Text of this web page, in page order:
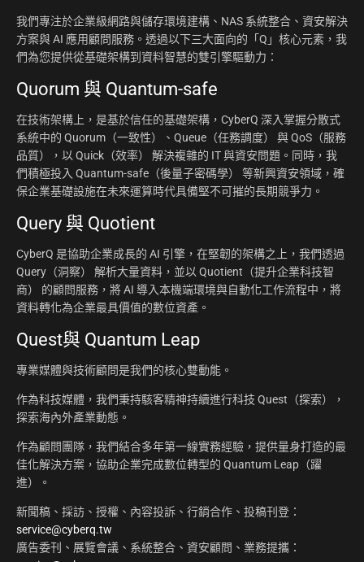
我們專注於企業級網路與儲存環境建構、NAS 系統整合、資安解決
方案與 AI 應用顧問服務。透過以下三大面向的「Q」核心元素，我
們為您提供從基礎架構到資料智慧的雙引擎驅動力：
Quorum 與 Quantum-safe
在技術架構上，是基於信任的基礎架構，CyberQ 深入掌握分散式
系統中的 Quorum（一致性）、Queue（任務調度） 與 QoS（服務
品質），以 Quick（效率） 解決複雜的 IT 與資安問題。同時，我
們積極投入 Quantum-safe（後量子密碼學） 等新興資安領域，確
保企業基礎設施在未來運算時代具備堅不可摧的長期競爭力。
Query 與 Quotient
CyberQ 是協助企業成長的 AI 引擎，在堅韌的架構之上，我們透過
Query（洞察） 解析大量資料，並以 Quotient（提升企業科技智
商） 的顧問服務，將 AI 導入本機端環境與自動化工作流程中，將
資料轉化為企業最具價值的數位資產。
Quest與 Quantum Leap
專業媒體與技術顧問是我們的核心雙動能。
作為科技媒體，我們秉持駭客精神持續進行科技 Quest（探索），
探索海內外產業動態。
作為顧問團隊，我們結合多年第一線實務經驗，提供量身打造的最
佳化解決方案，協助企業完成數位轉型的 Quantum Leap（躍
進）。
新聞稿、採訪、授權、內容投訴、行銷合作、投稿刊登：
service@cyberq.tw
廣告委刊、展覽會議、系統整合、資安顧問、業務提攜：